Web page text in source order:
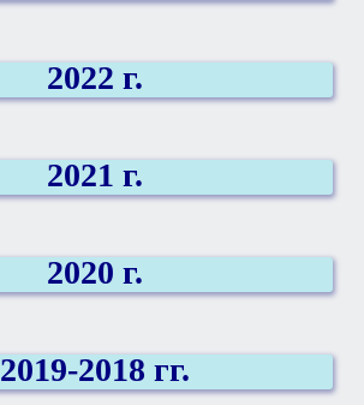
2022 г.
2021 г.
2020 г.
2019-2018 гг.